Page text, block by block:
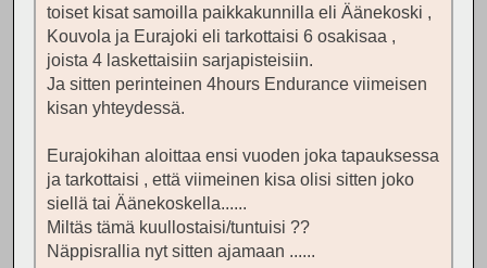
toiset kisat samoilla paikkakunnilla eli Äänekoski ,
Kouvola ja Eurajoki eli tarkottaisi 6 osakisaa ,
joista 4 laskettaisiin sarjapisteisiin.
Ja sitten perinteinen 4hours Endurance viimeisen
kisan yhteydessä.
Eurajokihan aloittaa ensi vuoden joka tapauksessa
ja tarkottaisi , että viimeinen kisa olisi sitten joko
siellä tai Äänekoskella......
Miltäs tämä kuullostaisi/tuntuisi ??
Näppisrallia nyt sitten ajamaan ......